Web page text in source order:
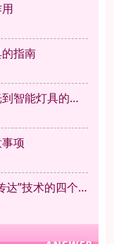
指南
舞台灯光全指南：从基础布光到智能灯具的应用
项
浅谈现代舞台美术设计“视觉传达”技术的四个方面